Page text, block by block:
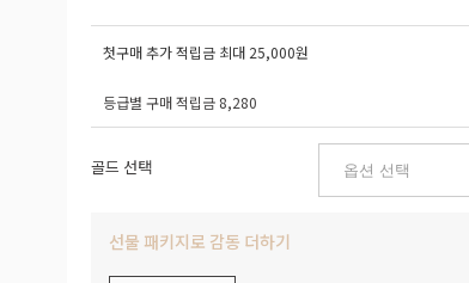
첫구매 추가 적립금 최대 25,000원
등급별 구매 적립금 8,280
골드 선택
선물 패키지로 감동 더하기